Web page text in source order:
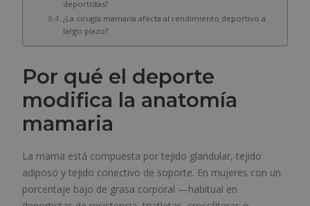
deportistas?
¿La cirugía mamaria afecta al rendimiento deportivo a
largo plazo?
Por qué el deporte
modifica la anatomía
mamaria
La mama está compuesta por tejido glandular, tejido
adiposo y tejido conectivo de soporte. En mujeres con un
porcentaje bajo de grasa corporal —habitual en